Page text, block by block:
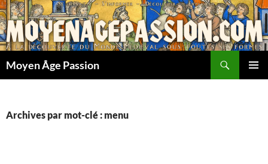
Aller
au
contenu
Moyen Âge Passion
Archives par mot-clé : menu